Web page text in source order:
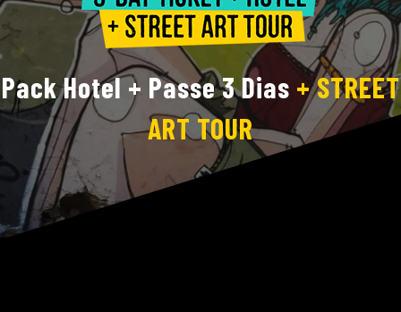
Pack Hotel + Passe 3 Dias + STREET
ART TOUR